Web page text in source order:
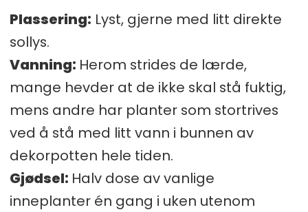
Plassering: Lyst, gjerne med litt direkte
sollys.
Vanning: Herom strides de lærde,
mange hevder at de ikke skal stå fuktig,
mens andre har planter som stortrives
ved å stå med litt vann i bunnen av
dekorpotten hele tiden.
Gjødsel: Halv dose av vanlige
inneplanter én gang i uken utenom